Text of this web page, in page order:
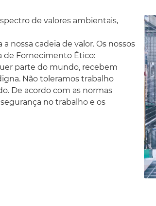
de valores ambientais,
nossa cadeia de valor. Os nossos
de Fornecimento Ético:
parte do mundo, recebem
Não toleramos trabalho
De acordo com as normas
segurança no trabalho e os